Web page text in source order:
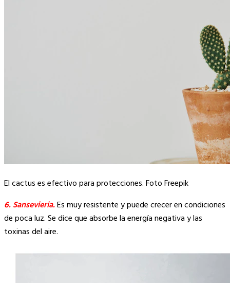
El cactus es efectivo para protecciones. Foto Freepik
6. Sansevieria.Es muy resistente y puede crecer en condiciones
de poca luz. Se dice que absorbe la energía negativa y las
toxinas del aire.